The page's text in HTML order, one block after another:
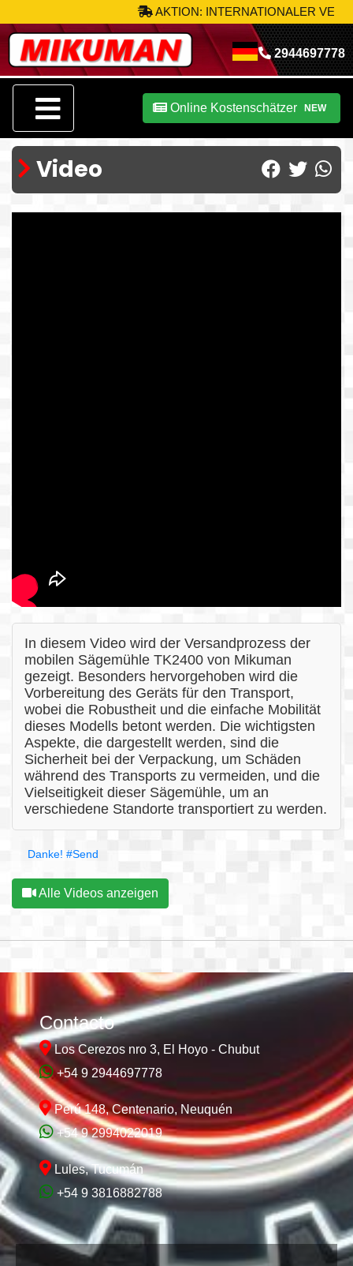
AKTION: INTERNATIONALER
2944697778
Online Kostenschätzer NEW
Video
In diesem Video wird der Versandprozess der
mobilen Sägemühle TK2400 von Mikuman
gezeigt. Besonders hervorgehoben wird die
Vorbereitung des Geräts für den Transport,
wobei die Robustheit und die einfache Mobilität
dieses Modells betont werden. Die wichtigsten
Aspekte, die dargestellt werden, sind die
Sicherheit bei der Verpackung, um Schäden
während des Transports zu vermeiden, und die
Vielseitigkeit dieser Sägemühle, um an
verschiedene Standorte transportiert zu werden.
Danke! #Send
Alle Videos anzeigen
Contacto
Los Cerezos nro 3, El Hoyo - Chubut
+54 9 2944697778
Perú 148, Centenario, Neuquén
+54 9 2994022019
Lules, Tucumán
+54 9 3816882788